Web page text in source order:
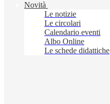
Novità
Le notizie
Le circolari
Calendario eventi
Albo Online
Le schede didattiche